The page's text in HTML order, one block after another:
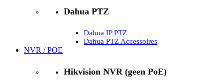
Dahua PTZ
Dahua IP PTZ
Dahua PTZ Accessoires
NVR / POE
Hikvision NVR (geen PoE)